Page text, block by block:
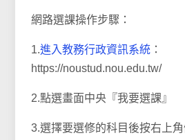
網路選課操作步驟：
1.進入教務行政資訊系統 ：
https://noustud.nou.edu.tw/
2.點選畫面中央『我要選課』
3.選擇要選修的科目後按右上